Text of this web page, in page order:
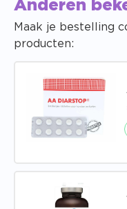
Anderen
Maak je bestelling
producten: